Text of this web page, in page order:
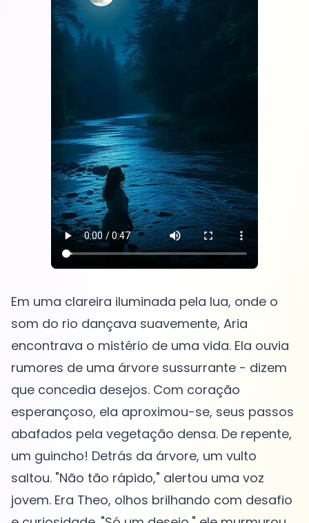
Em uma clareira iluminada pela lua, onde o
som do rio dançava suavemente, Aria
encontrava o mistério de uma vida. Ela ouvia
rumores de uma árvore sussurrante - dizem
que concedia desejos. Com coração
esperançoso, ela aproximou-se, seus passos
abafados pela vegetação densa. De repente,
um guincho! Detrás da árvore, um vulto
saltou. "Não tão rápido," alertou uma voz
jovem. Era Theo, olhos brilhando com desafio